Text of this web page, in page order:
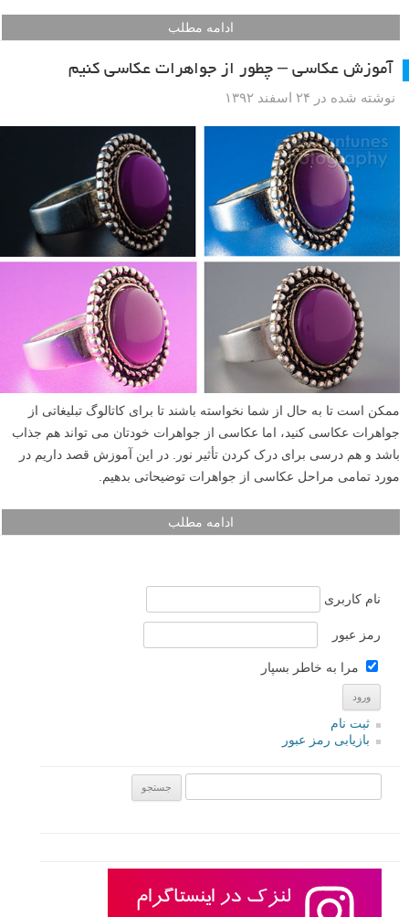
ادامه مطلب
آموزش عکاسی – چطور از جواهرات عکاسی کنیم
نوشته شده در ۲۴ اسفند ۱۳۹۲
ممکن است تا به حال از شما نخواسته باشند تا برای کاتالوگ تبلیغاتی از
جواهرات عکاسی کنید، اما عکاسی از جواهرات خودتان می تواند هم جذاب
باشد و هم درسی برای درک کردن تأثیر نور. در این آموزش قصد داریم در
مورد تمامی مراحل عکاسی از جواهرات توضیحاتی بدهیم.
ادامه مطلب
نام کاربری
رمز عبور
مرا به خاطر بسپار
ثبت نام
بازیابی رمز عبور